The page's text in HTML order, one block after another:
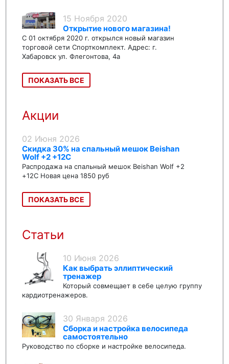
15 Ноября 2020
Открытие нового магазина!
С 01 октября 2020 г. открылся новый магазин
торговой сети Спорткомплект. Адрес: г.
Хабаровск ул. Флегонтова, 4а
ПОКАЗАТЬ ВСЕ
Акции
02 Июня 2026
Скидка 30% на спальный мешок Beishan
Wolf +2 +12C
Распродажа на спальный мешок Beishan Wolf +2
+12C Новая цена 1850 руб
ПОКАЗАТЬ ВСЕ
Статьи
10 Июня 2026
Как выбрать эллиптический
тренажер
Который совмещает в себе целую группу
кардиотренажеров.
30 Января 2026
Сборка и настройка велосипеда
самостоятельно
Руководство по сборке и настройке велосипеда.